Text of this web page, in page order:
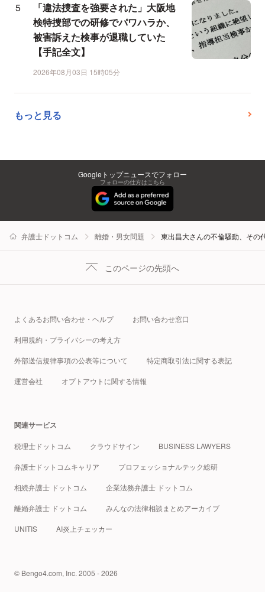
「違法捜査を強要された」大阪地
検特捜部での研修でパワハラか、
被害訴えた検事が退職していた
【手記全文】
2026年08月03日 15時05分
もっと見る
Googleトップニュースでフォロー
フォローの仕方はこちら
弁護士ドットコム 離婚・男女問題 東出昌大さんの不倫騒動、そ
このページの先頭へ
よくあるお問い合わせ・ヘルプ お問い合わせ窓口
利用規約・プライバシーの考え方
外部送信規律事項の公表等について 特定商取引法に関する表記
運営会社 オプトアウトに関する情報
関連サービス
税理士ドットコム クラウドサイン BUSINESS LAWYERS
弁護士ドットコムキャリア プロフェッショナルテック総研
相続弁護士 ドットコム 企業法務弁護士 ドットコム
離婚弁護士 ドットコム みんなの法律相談まとめアーカイブ
UNITIS AI炎上チェッカー
© Bengo4.com, Inc. 2005 - 2026